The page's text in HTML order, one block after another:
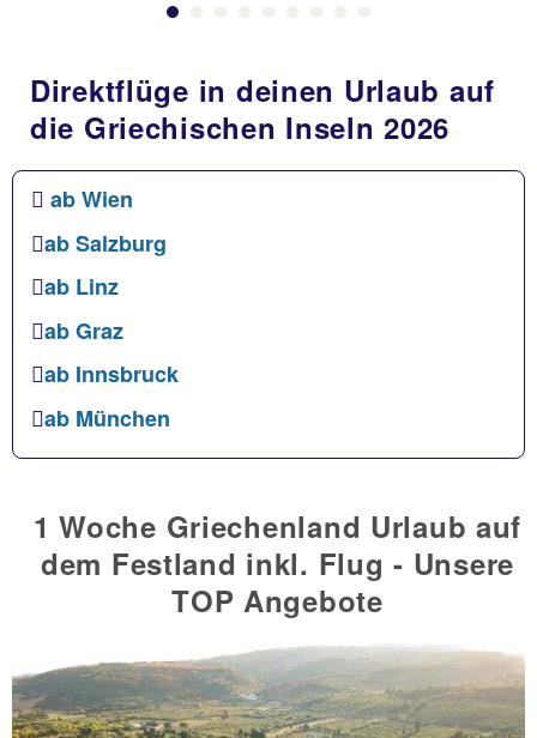
Direktflüge in deinen Urlaub auf
die Griechischen Inseln 2026
ab Wien
ab Salzburg
ab Linz
ab Graz
ab Innsbruck
ab München
1 Woche Griechenland Urlaub auf
dem Festland inkl. Flug - Unsere
TOP Angebote